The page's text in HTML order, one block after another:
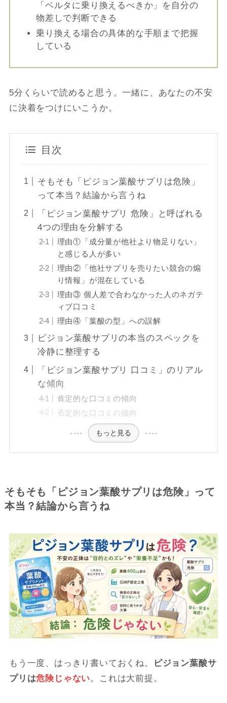
「ベルタに乗り換えるべきか」を自分の
物差しで判断できる
乗り換える場合の具体的な手順まで把握
している
5分くらいで読めると思う。一緒に、あなたの不安
に決着をつけにいこうか。
目次
そもそも「ピジョン葉酸サプリは危険」
って本当？結論から言うね
「ピジョン葉酸サプリ 危険」と呼ばれる
4つの理由を分解する
理由①「成分量が他社より物足りない」
と感じる人が多い
理由②「他社サプリを売りたい競合の煽
り情報」が混在している
理由③ 個人差で合わなかった人のネガテ
ィブ口コミ
理由④「葉酸の型」への誤解
ピジョン葉酸サプリの本当のスペックを
冷静に整理する
「ピジョン葉酸サプリ 口コミ」のリアル
な傾向
肯定的な口コミの傾向
否定的な口コミの傾向
もっと見る
そもそも「ピジョン葉酸サプリは危険」って
本当？結論から言うね
もう一度、はっきり書いておくね。
ピジョン葉酸サ
プリは危険じゃない。これは大前提。